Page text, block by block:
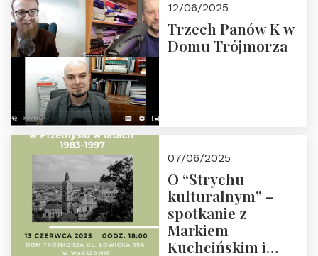
Fundacji
12/06/2025
Trzech Panów K w
Domu Trójmorza
07/06/2025
O “Strychu
kulturalnym” –
spotkanie z
Markiem
Kuchcińskim i